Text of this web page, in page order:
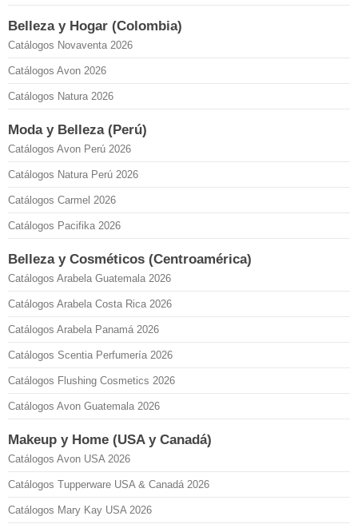
Belleza y Hogar (Colombia)
Catálogos Novaventa 2026
Catálogos Avon 2026
Catálogos Natura 2026
Moda y Belleza (Perú)
Catálogos Avon Perú 2026
Catálogos Natura Perú 2026
Catálogos Carmel 2026
Catálogos Pacifika 2026
Belleza y Cosméticos (Centroamérica)
Catálogos Arabela Guatemala 2026
Catálogos Arabela Costa Rica 2026
Catálogos Arabela Panamá 2026
Catálogos Scentia Perfumería 2026
Catálogos Flushing Cosmetics 2026
Catálogos Avon Guatemala 2026
Makeup y Home (USA y Canadá)
Catálogos Avon USA 2026
Catálogos Tupperware USA & Canadá 2026
Catálogos Mary Kay USA 2026